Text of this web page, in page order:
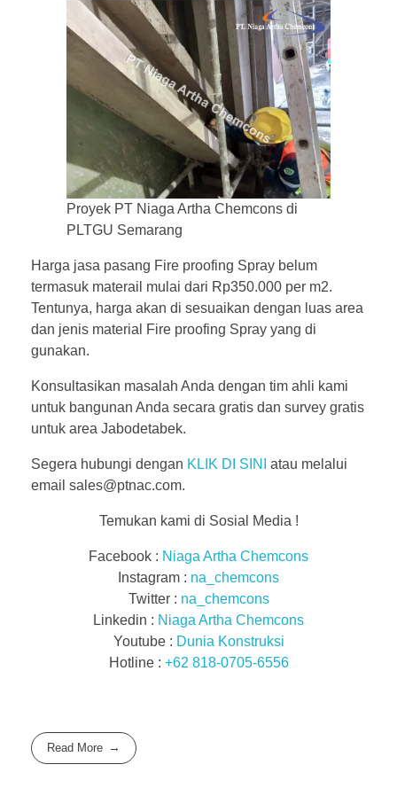
Proyek PT Niaga Artha Chemcons di
PLTGU Semarang
Harga jasa pasang Fire proofing Spray belum
termasuk materail mulai dari Rp350.000 per m2.
Tentunya, harga akan di sesuaikan dengan luas area
dan jenis material Fire proofing Spray yang di
gunakan.
Konsultasikan masalah Anda dengan tim ahli kami
untuk bangunan Anda secara gratis dan survey gratis
untuk area Jabodetabek.
Segera hubungi dengan KLIK DI SINI
atau melalui
email sales@ptnac.com.
Temukan kami di Sosial Media !
Facebook : Niaga Artha Chemcons
Instagram : na_chemcons
Twitter : na_chemcons
Linkedin : Niaga Artha Chemcons
Youtube : Dunia Konstruksi
Hotline : +62 818-0705-6556
Read More